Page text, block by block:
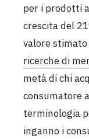
per i prodotti
crescita del
valore
ricerche di
metà di chi
consumatore
terminologia
inganno i